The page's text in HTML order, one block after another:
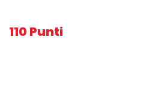
110 Punti